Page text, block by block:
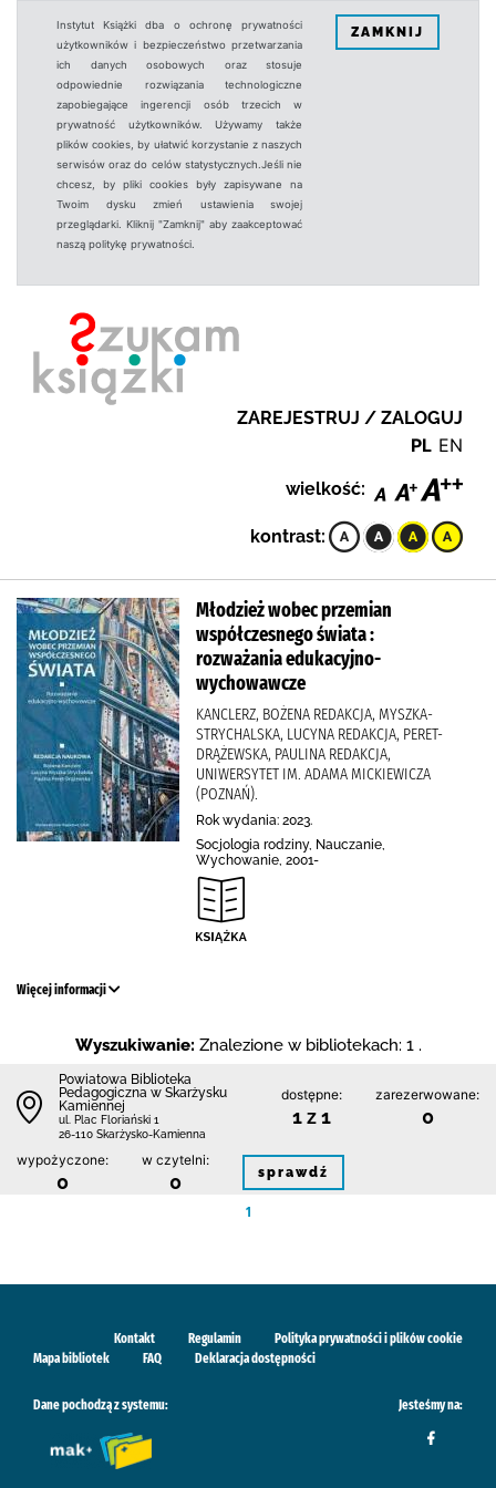
Instytut Książki dba o ochronę prywatności
użytkowników i bezpieczeństwo przetwarzania
ich danych osobowych oraz stosuje
odpowiednie rozwiązania technologiczne
zapobiegające ingerencji osób trzecich w
prywatność użytkowników. Używamy także
plików cookies, by ułatwić korzystanie z naszych
serwisów oraz do celów statystycznych.Jeśli nie
chcesz, by pliki cookies były zapisywane na
Twoim dysku zmień ustawienia swojej
przeglądarki. Kliknij "Zamknij" aby zaakceptować
naszą politykę prywatności.
ZAMKNIJ
ZAREJESTRUJ / ZALOGUJ
PL EN
wielkość:
kontrast:
Młodzież wobec przemian
współczesnego świata :
rozważania edukacyjno-
wychowawcze
KANCLERZ, BOŻENA REDAKCJA, MYSZKA-
STRYCHALSKA, LUCYNA REDAKCJA, PERET-
DRĄŻEWSKA, PAULINA REDAKCJA,
UNIWERSYTET IM. ADAMA MICKIEWICZA
(POZNAŃ).
Rok wydania: 2023.
Socjologia rodziny, Nauczanie,
Wychowanie, 2001-
Więcej informacji
Wyszukiwanie: Znalezione w bibliotekach: 1 .
Powiatowa Biblioteka
Pedagogiczna w Skarżysku
Kamiennej
ul. Plac Floriański 1
26-110 Skarżysko-Kamienna
dostępne:
1 z 1
zarezerwowane:
0
wypożyczone:
0
w czytelni:
0 sprawdź
1
Kontakt Regulamin
Polityka prywatności i plików cookie
Mapa bibliotek
FAQ Deklaracja dostępności
Dane pochodzą z systemu: Jesteśmy na: